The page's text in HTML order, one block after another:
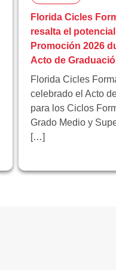
Florida Cicles
resalta el
Promoción 2026
Acto de
Florida Cicles
celebrado el Acto
para los Ciclos
Grado Medio y
[…]